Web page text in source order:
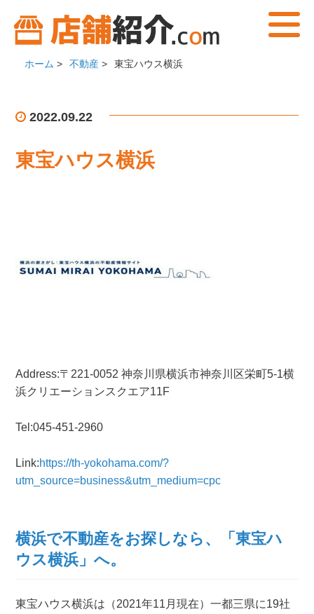
ホーム > 不動産 > 東宝ハウス横浜
2022.09.22
東宝ハウス横浜
Address:〒221-0052 神奈川県横浜市神奈川区栄町5-1横
浜クリエーションスクエア11F
Tel:045-451-2960
Link:https://th-yokohama.com/?
utm_source=business&utm_medium=cpc
横浜で不動産をお探しなら、「東宝ハ
ウス横浜」へ。
東宝ハウス横浜は（2021年11月現在）一都三県に19社